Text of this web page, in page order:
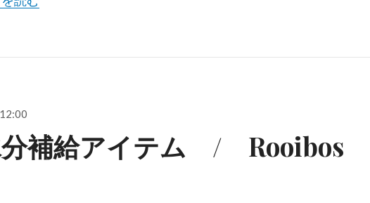
分補給アイテム / Rooibos